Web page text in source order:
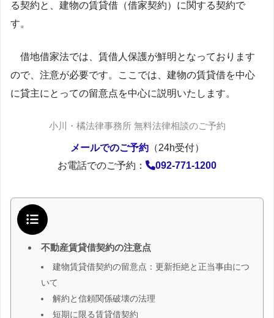
る契約と、建物の賃貸借（借家契約）に関する契約で
す。
借地借家法では、賃借人保護が鮮明となっております
ので、注意が必要です。ここでは、建物の賃貸借を中心
に貸主にとっての留意点を中心に説明いたします。
小川・橘法律事務所 無料法律相談のご予約
メールでのご予約（24h受付）
お電話でのご予約：
092-771-1200
目次
不動産賃貸借契約の注意点
建物賃貸借契約の留意点：更新拒絶と正当事由につ
いて
解約と信頼関係破壊の法理
短期に限る賃貸借契約